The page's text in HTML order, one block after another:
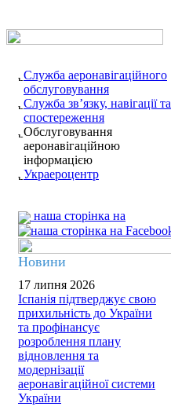
Служба аеронавігаційного
обслуговування
Служба зв’язку, навігації та
спостереження
Обслуговування
аеронавігаційною
інформацією
Украероцентр
наша сторінка на
Новини
17 липня 2026
Іспанія підтверджує свою
прихильність до України
та профінансує
розроблення плану
відновлення та
модернізації
аеронавігаційної системи
України